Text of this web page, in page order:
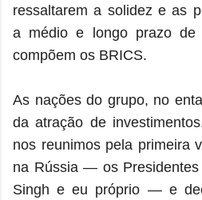
ressaltarem a solidez e as
a médio e longo prazo
compõem os BRICS.
As nações do grupo, no
da atração de
nos reunimos pela primeira
na Rússia — os Presidentes
Singh e eu próprio — e